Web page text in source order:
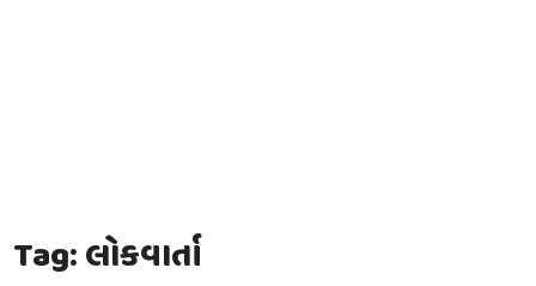
Tag:લોકવાર્તા